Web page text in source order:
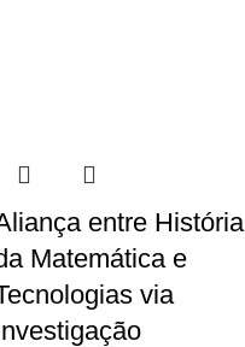
entre História
Matemática e
via